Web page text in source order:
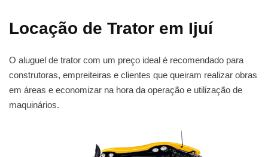
Locação de Trator em Ijuí
O aluguel de trator com um preço ideal é recomendado para
construtoras, empreiteiras e clientes que queiram realizar obras
em áreas e economizar na hora da operação e utilização de
maquinários.